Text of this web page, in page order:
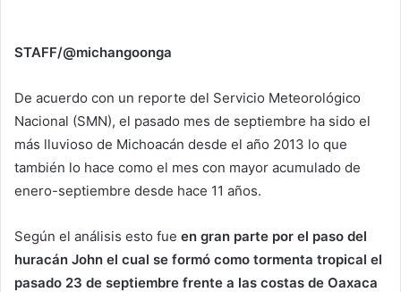
STAFF/@michangoonga
De acuerdo con un reporte del Servicio Meteorológico
Nacional (SMN), el pasado mes de septiembre ha sido el
más lluvioso de Michoacán desde el año 2013 lo que
también lo hace como el mes con mayor acumulado de
enero-septiembre desde hace 11 años.
Según el análisis esto fue en gran parte por el paso del
huracán John el cual se formó como tormenta tropical el
pasado 23 de septiembre frente a las costas de Oaxaca